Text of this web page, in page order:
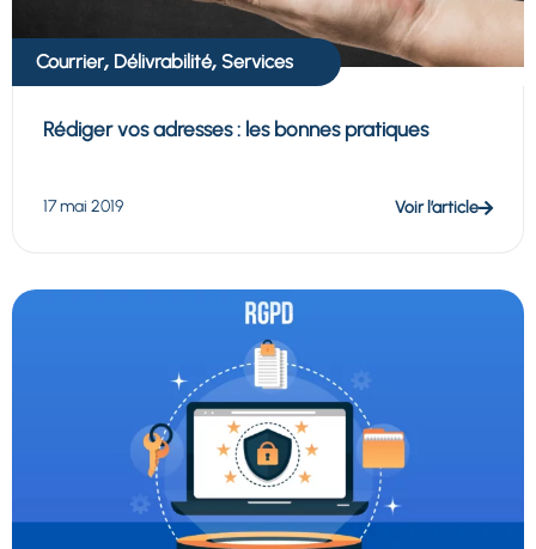
Courrier, Délivrabilité, Services
Rédiger vos adresses : les bonnes pratiques
17 mai 2019 Voir l’article